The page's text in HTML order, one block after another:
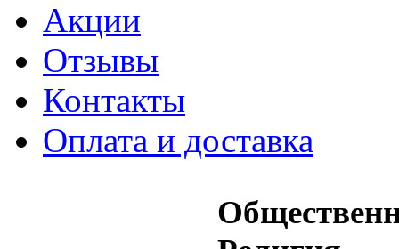
Акции
Отзывы
Контакты
Оплата и доставка